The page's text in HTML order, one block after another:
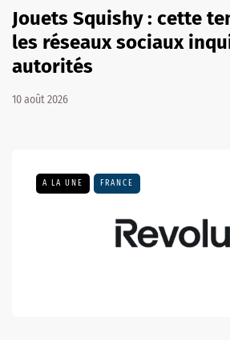
Jouets Squishy : cette
les réseaux sociaux
autorités
10 août 2026
A LA UNE FRANCE